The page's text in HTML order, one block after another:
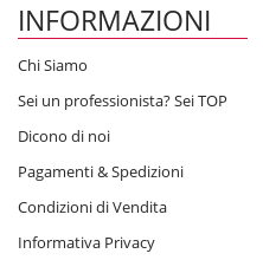
INFORMAZIONI
Chi Siamo
Sei un professionista? Sei TOP
Dicono di noi
Pagamenti & Spedizioni
Condizioni di Vendita
Informativa Privacy